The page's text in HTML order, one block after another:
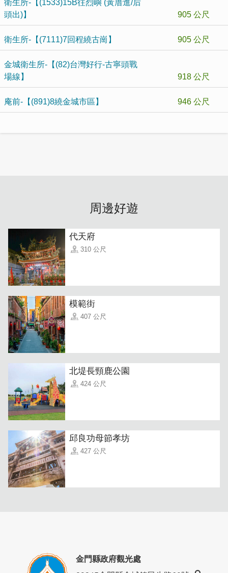
衛生所-【(1533)15B往烈嶼 (黃厝進/后
頭出)】
905 公尺
衛生所-【(7111)7回程繞古崗】 905 公尺
金城衛生所-【(82)台灣好行-古寧頭戰
場線】
918 公尺
庵前-【(891)8繞金城市區】 946 公尺
周邊好遊
代天府
310 公尺
模範街
407 公尺
北堤長頸鹿公園
424 公尺
邱良功母節孝坊
427 公尺
金門縣政府觀光處